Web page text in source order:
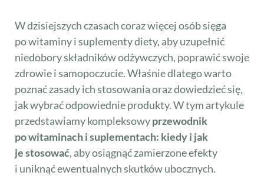
W dzisiejszych czasach coraz więcej osób sięga
po witaminy i suplementy diety, aby uzupełnić
niedobory składników odżywczych, poprawić swoje
zdrowie i samopoczucie. Właśnie dlatego warto
poznać zasady ich stosowania oraz dowiedzieć się,
jak wybrać odpowiednie produkty. W tym artykule
przedstawiamy kompleksowyprzewodnik
po witaminach i suplementach: kiedy i jak
je stosować, aby osiągnąć zamierzone efekty
i uniknąć ewentualnych skutków ubocznych.